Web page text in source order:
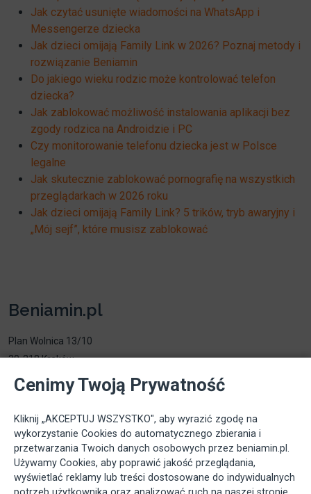
Cenimy Twoją Prywatność
Kliknij „AKCEPTUJ WSZYSTKO", aby wyrazić zgodę na
wykorzystanie Cookies do automatycznego zbierania i
przetwarzania Twoich danych osobowych przez beniamin.pl.
Używamy Cookies, aby poprawić jakość przeglądania,
wyświetlać reklamy lub treści dostosowane do indywidualnych
Jak czytać usunięte wiadomości na WhatsApp i
Messengerze dziecka
Jak dzieci omijają Family Link w 2026? Poznaj metody i
rozwiązanie Beniamin
Do jakiego wieku rodzic może kontrolować telefon
dziecka?
Jak zablokować możliwość instalowania aplikacji bez
zgody rodzica na Androidzie i PC
Czy monitorowanie telefonu dziecka jest w Polsce
legalne
Jak skutecznie zablokować pornografię na wszystkich
przeglądarkach w 2026 roku
Jak dzieci omijają Family Link? 5 trików, tryb awaryjny i
„Mój sejf”, które musisz zablokować
Beniamin.pl
Plan Wolnica 13/10
30-218 Kraków
Email:
info@beniamin.pl
Przydatne linki
Home
Polityka prywatności
Regulamin